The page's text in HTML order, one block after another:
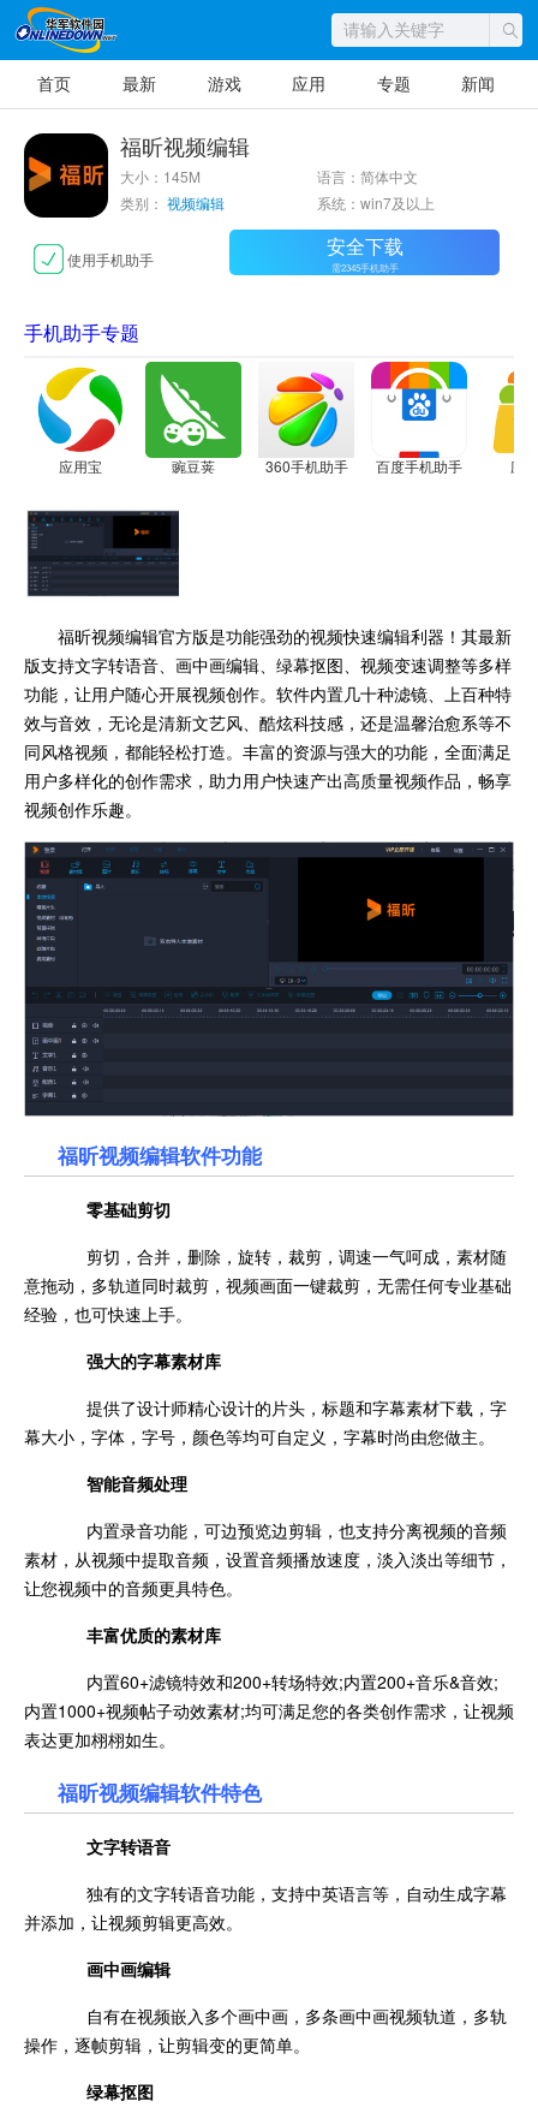
首页 最新 游戏 应用 专题 新闻
福昕视频编辑
大小：145M
语言：简体中文
类别： 视频编辑 系统：win7及以上
使用手机助手 安全下载
需2345手机助手
手机助手专题
应用宝 豌豆荚 360手机助手 百度手机助手 应
福昕视频编辑官方版是功能强劲的视频快速编辑利器！其最新
版支持文字转语音、画中画编辑、绿幕抠图、视频变速调整等多样
功能，让用户随心开展视频创作。软件内置几十种滤镜、上百种特
效与音效，无论是清新文艺风、酷炫科技感，还是温馨治愈系等不
同风格视频，都能轻松打造。丰富的资源与强大的功能，全面满足
用户多样化的创作需求，助力用户快速产出高质量视频作品，畅享
视频创作乐趣。
福昕视频编辑软件功能
零基础剪切
剪切，合并，删除，旋转，裁剪，调速一气呵成，素材随
意拖动，多轨道同时裁剪，视频画面一键裁剪，无需任何专业基础
经验，也可快速上手。
强大的字幕素材库
提供了设计师精心设计的片头，标题和字幕素材下载，字
幕大小，字体，字号，颜色等均可自定义，字幕时尚由您做主。
智能音频处理
内置录音功能，可边预览边剪辑，也支持分离视频的音频
素材，从视频中提取音频，设置音频播放速度，淡入淡出等细节，
让您视频中的音频更具特色。
丰富优质的素材库
内置60+滤镜特效和200+转场特效;内置200+音乐&音效;
内置1000+视频帖子动效素材;均可满足您的各类创作需求，让视频
表达更加栩栩如生。
福昕视频编辑软件特色
文字转语音
独有的文字转语音功能，支持中英语言等，自动生成字幕
并添加，让视频剪辑更高效。
画中画编辑
自有在视频嵌入多个画中画，多条画中画视频轨道，多轨
操作，逐帧剪辑，让剪辑变的更简单。
绿幕抠图